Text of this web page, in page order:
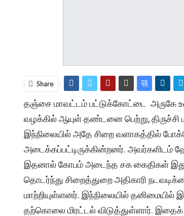
Share
தஞ்சை மாவட்டம் பட்டுக்கோட்டை அருகே
வழக்கில் ஆயுள் தண்டனை பெற்று, திருச்சி
இந்நிலையில் அதே சிறை வளாகத்தில்
அடைக்கப்பட்டிருக்கின்றனர்.
இதனால் கோபம் அடைந்த சக கைதிகள் இது
தொடர்ந்து சிறைத்துறை அதிகாரி
மாற்றியுள்ளனர். இந்நிலையில் தனிமையில்
தற்கொலை மிரட்டல் விடுத்துள்ளார்.